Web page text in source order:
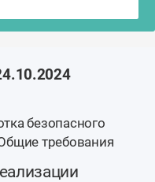
безопасного
требования